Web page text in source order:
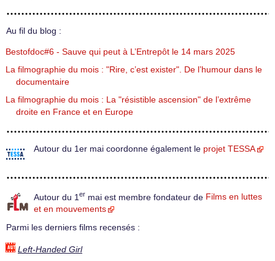
Au fil du blog :
Bestofdoc#6 - Sauve qui peut à L’Entrepôt le 14 mars 2025
La filmographie du mois : "Rire, c’est exister". De l’humour dans le
documentaire
La filmographie du mois : La "résistible ascension" de l’extrême
droite en France et en Europe
Autour du 1er mai coordonne également le projet TESSA
Autour du 1 er mai est membre fondateur de Films en luttes
et en mouvements
Parmi les derniers films recensés :
Left-Handed Girl